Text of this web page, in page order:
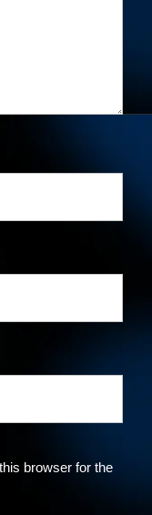
browser for the